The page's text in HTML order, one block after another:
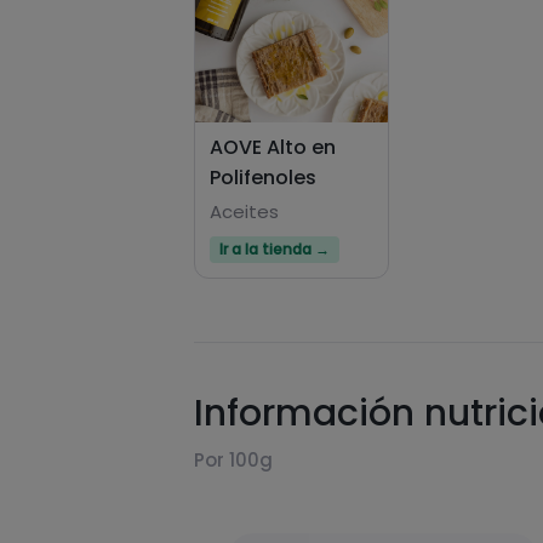
AOVE Alto en
Polifenoles
Aceites
Ir a la tienda →
Información
Por 100g